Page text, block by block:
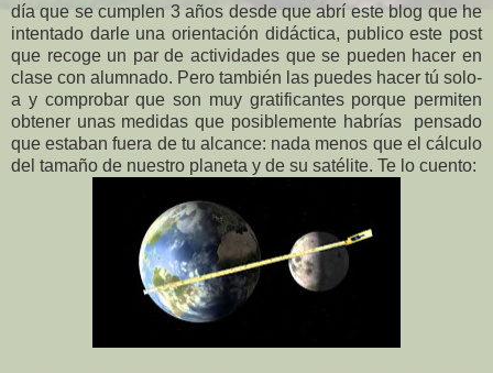
día que se cumplen 3 años desde que abrí este blog que he
intentado darle una orientación didáctica, publico este post
que recoge un par de actividades que se pueden hacer en
clase con alumnado. Pero también las puedes hacer tú solo-
a y comprobar que son muy gratificantes porque permiten
obtener unas medidas que posiblemente habrías
pensado
que estaban fuera de tu alcance: nada menos que el cálculo
del tamaño de nuestro planeta y de su satélite. Te lo cuento: